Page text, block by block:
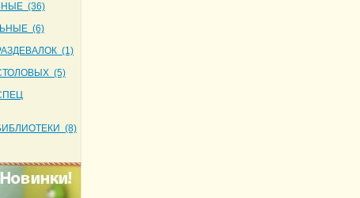
(36)
(6)
(1)
(5)
(8)